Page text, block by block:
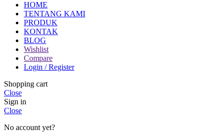
HOME
TENTANG KAMI
PRODUK
KONTAK
BLOG
Wishlist
Compare
Login / Register
Shopping cart
Close
Sign in
Close
No account yet?